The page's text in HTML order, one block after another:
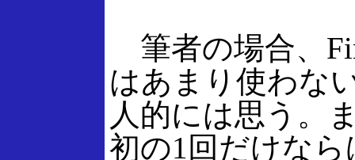
筆者の場合、
はあまり使わな
人的には思う。
初の1回だけな